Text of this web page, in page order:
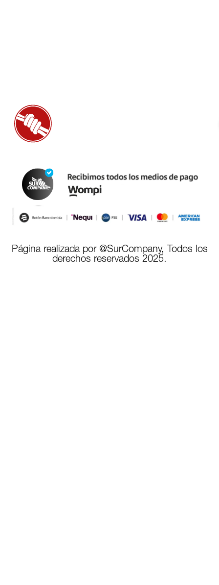
Página realizada por @SurCompany, Todos los
derechos reservados 2025.